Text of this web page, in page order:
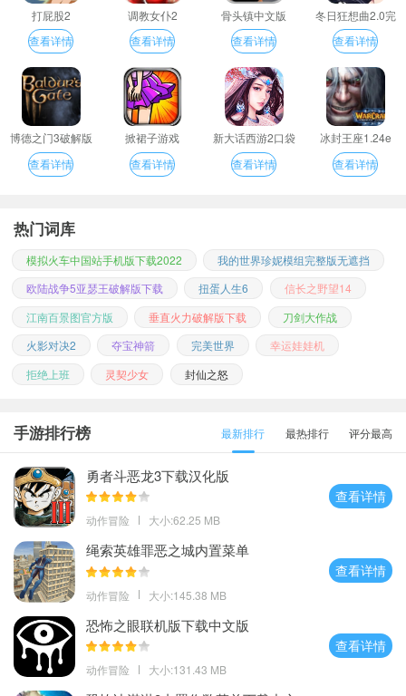
打屁股2
查看详情
调教女仆2
查看详情
骨头镇中文版
查看详情
冬日狂想曲2.0完
整汉化版
查看详情
博德之门3破解版
查看详情
掀裙子游戏
查看详情
新大话西游2口袋
版
查看详情
冰封王座1.24e
查看详情
热门词库
模拟火车中国站手机版下载2022
我的世界珍妮模组完整版无遮挡
欧陆战争5亚瑟王破解版下载
扭蛋人生6
信长之野望14
江南百景图官方版
垂直火力破解版下载
刀剑大作战
火影对决2
夺宝神箭 完美世界
幸运娃娃机
拒绝上班
灵契少女 封仙之怒
手游排行榜 最新排行 最热排行 评分最高
勇者斗恶龙3下载汉化版
动作冒险 大小:62.25 MB
查看详情
绳索英雄罪恶之城内置菜单
动作冒险 大小:145.38 MB
查看详情
恐怖之眼联机版下载中文版
动作冒险 大小:131.43 MB
查看详情